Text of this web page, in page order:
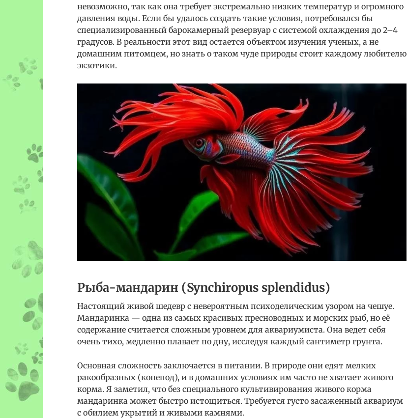
невозможно, так как она требует экстремально низких температур и огромного
давления воды. Если бы удалось создать такие условия, потребовался бы
специализированный барокамерный резервуар с системой охлаждения до 2–4
градусов. В реальности этот вид остается объектом изучения ученых, а не
домашним питомцем, но знать о таком чуде природы стоит каждому любителю
экзотики.
Рыба-мандарин (Synchiropus splendidus)
Настоящий живой шедевр с невероятным психоделическим узором на чешуе.
Мандаринка — одна из самых красивых пресноводных и морских рыб, но её
содержание считается сложным уровнем для аквариумиста. Она ведет себя
очень тихо, медленно плавает по дну, исследуя каждый сантиметр грунта.
Основная сложность заключается в питании. В природе они едят мелких
ракообразных (копепод), и в домашних условиях им часто не хватает живого
корма. Я заметил, что без специального культивирования живого корма
мандаринка может быстро истощиться. Требуется густо засаженный аквариум
с обилием укрытий и живыми камнями.